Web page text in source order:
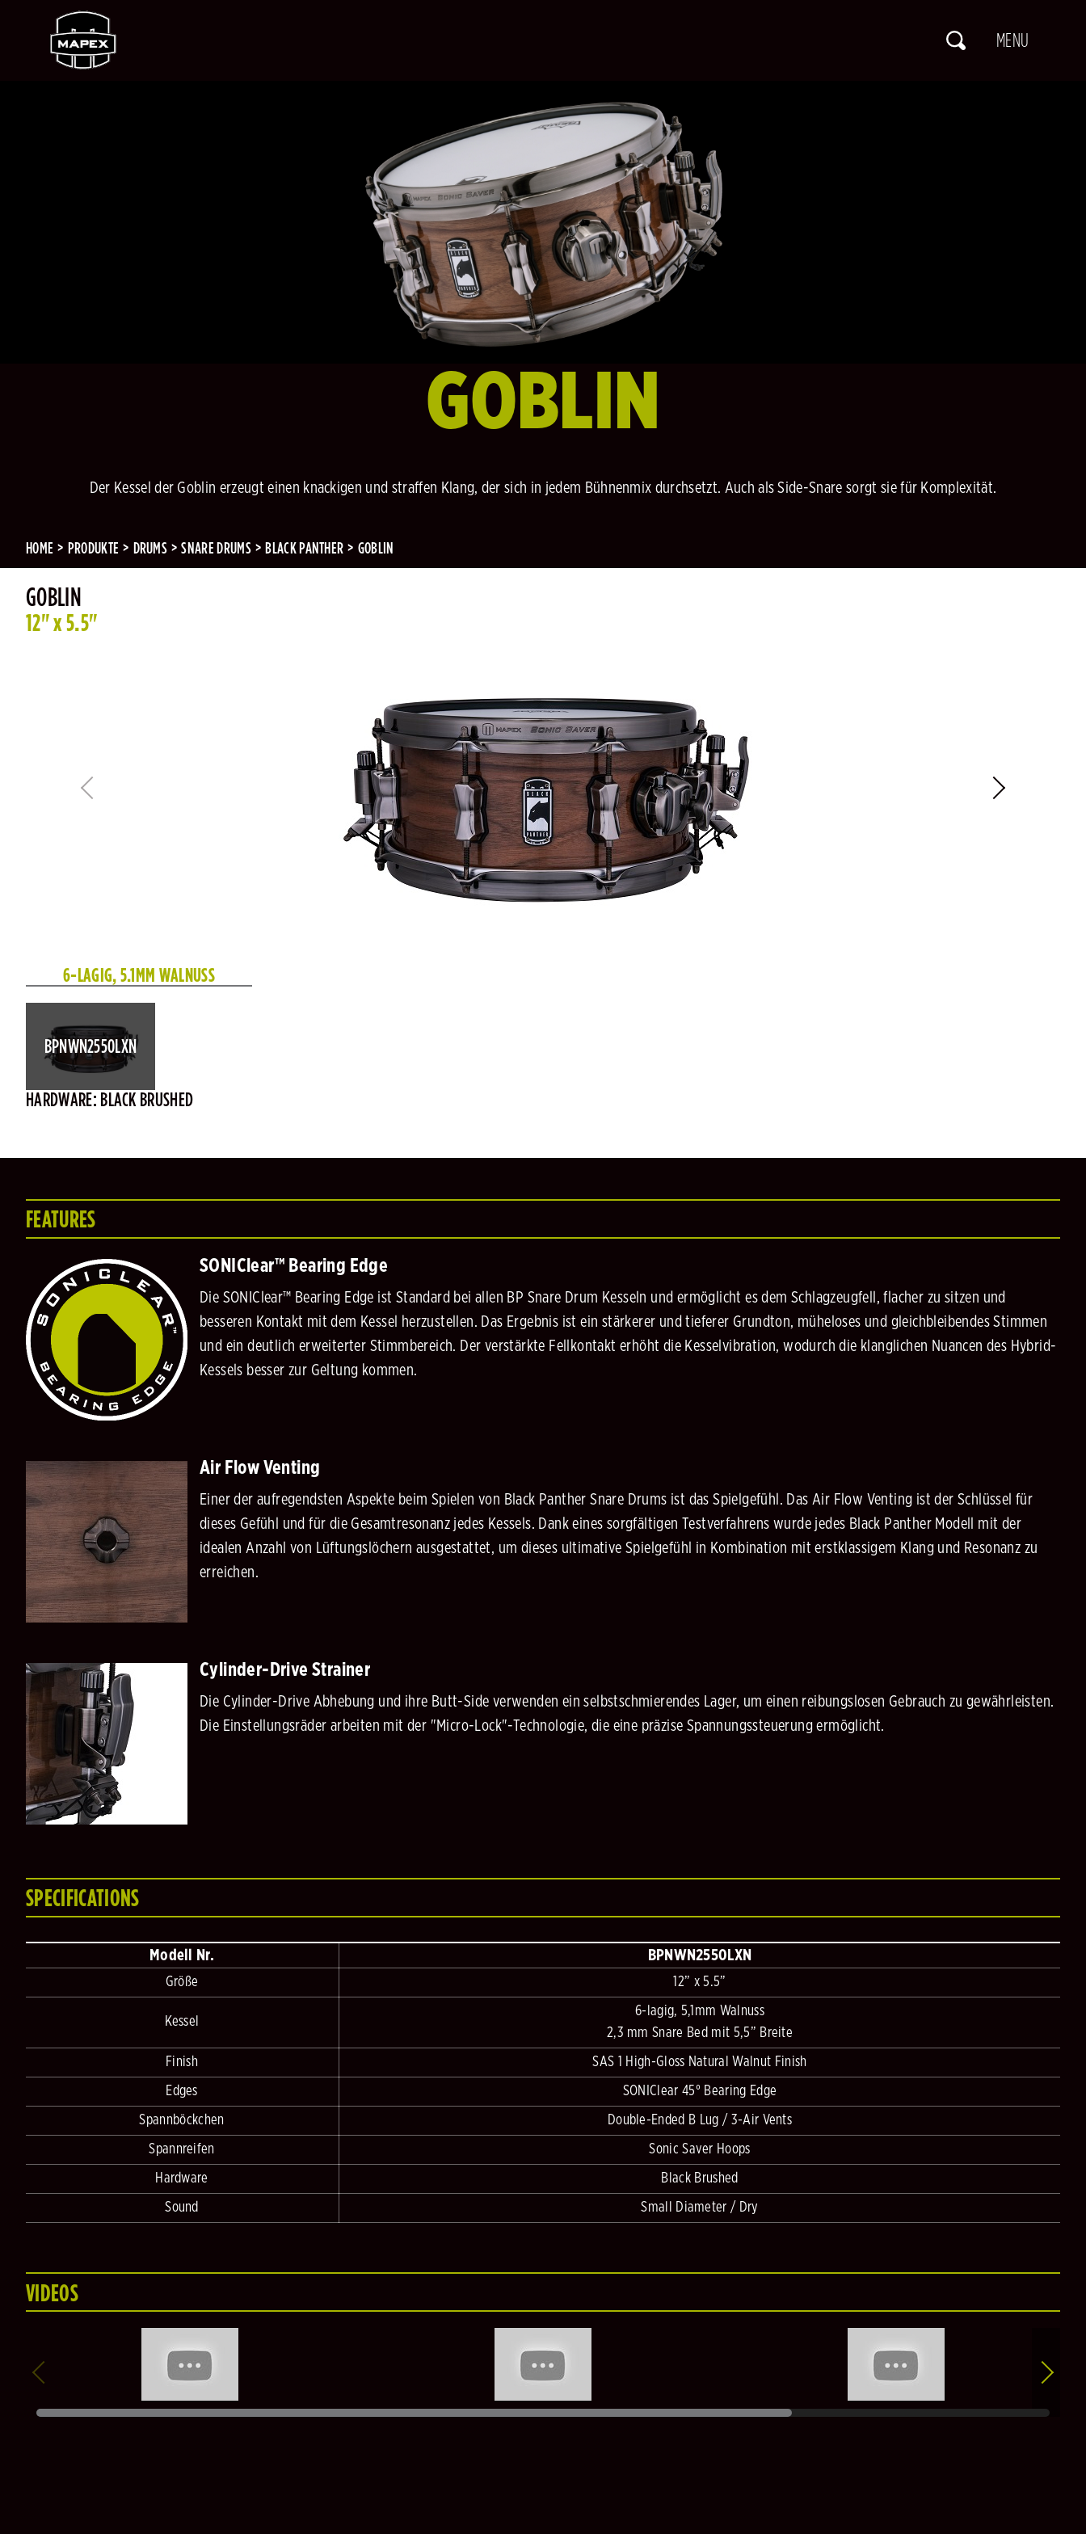
GOBLIN
Der Kessel der Goblin erzeugt einen knackigen und straffen Klang, der sich in jedem Bühnenmix durchsetzt. Auch als Side-Snare sorgt sie für Komplexität.
HOME PRODUKTE DRUMS SNARE DRUMS BLACK PANTHER GOBLIN
GOBLIN
12" x 5.5"
6-LAGIG, 5.1MM WALNUSS
BPNWN2550LXN
HARDWARE: BLACK BRUSHED
FEATURES
SONIClear™ Bearing Edge
Die SONIClear™ Bearing Edge ist Standard bei allen BP Snare Drum Kesseln und ermöglicht es dem Schlagzeugfell, flacher zu sitzen und
besseren Kontakt mit dem Kessel herzustellen. Das Ergebnis ist ein stärkerer und tieferer Grundton, müheloses und gleichbleibendes Stimmen
und ein deutlich erweiterter Stimmbereich. Der verstärkte Fellkontakt erhöht die Kesselvibration, wodurch die klanglichen Nuancen des Hybrid-
Kessels besser zur Geltung kommen.
Air Flow Venting
Einer der aufregendsten Aspekte beim Spielen von Black Panther Snare Drums ist das Spielgefühl. Das Air Flow Venting ist der Schlüssel für
dieses Gefühl und für die Gesamtresonanz jedes Kessels. Dank eines sorgfältigen Testverfahrens wurde jedes Black Panther Modell mit der
idealen Anzahl von Lüftungslöchern ausgestattet, um dieses ultimative Spielgefühl in Kombination mit erstklassigem Klang und Resonanz zu
erreichen.
Cylinder-Drive Strainer
Die Cylinder-Drive Abhebung und ihre Butt-Side verwenden ein selbstschmierendes Lager, um einen reibungslosen Gebrauch zu gewährleisten.
Die Einstellungsräder arbeiten mit der "Micro-Lock"-Technologie, die eine präzise Spannungssteuerung ermöglicht.
SPECIFICATIONS
Modell Nr. BPNWN2550LXN
Größe 12” x 5.5”
Kessel
6-lagig, 5,1mm Walnuss
2,3 mm Snare Bed mit 5,5” Breite
Finish
SAS 1 High-Gloss Natural Walnut Finish
Edges
SONIClear 45° Bearing Edge
Spannböckchen
Double-Ended B Lug / 3-Air Vents
Spannreifen
Sonic Saver Hoops
Hardware
Black Brushed
Sound
Small Diameter / Dry
VIDEOS